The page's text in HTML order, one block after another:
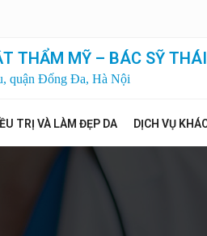
THẨM MỸ – BÁC SỸ
quận Đống Đa, Hà Nội
TRỊ VÀ LÀM ĐẸP DA DỊCH VỤ